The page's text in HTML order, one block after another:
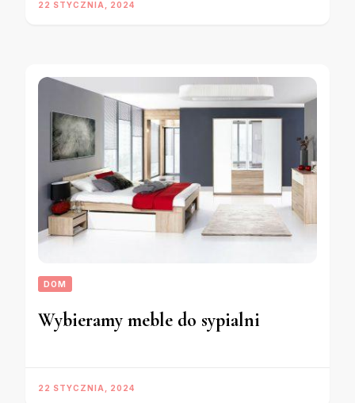
22 STYCZNIA, 2024
DOM
Wybieramy meble do sypialni
22 STYCZNIA, 2024